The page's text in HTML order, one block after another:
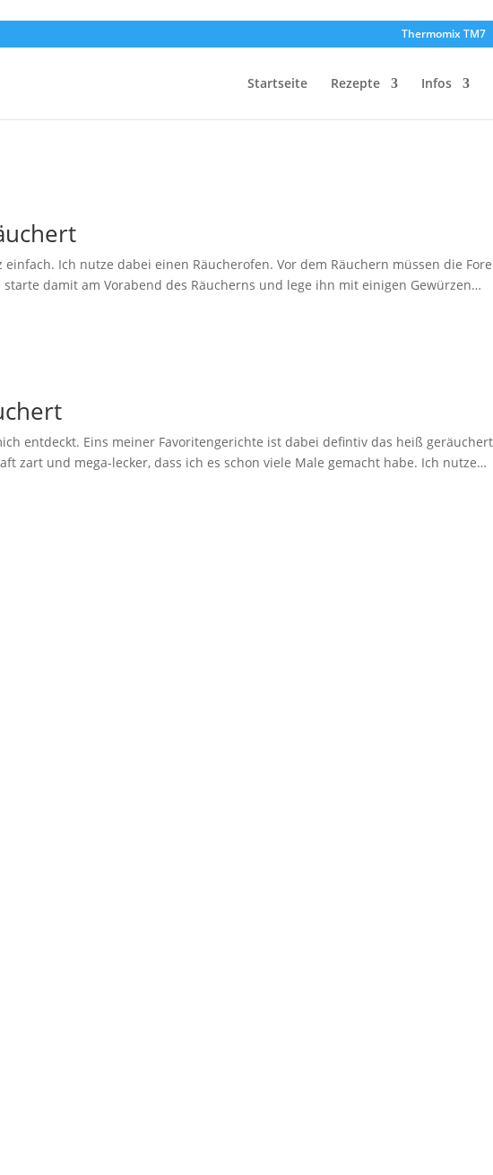
Thermomix TM7
Startseite Rezepte Infos
Ich nutze dabei einen Räucherofen. Vor dem Räuchern müssen die
damit am Vorabend des Räucherns und lege ihn mit einigen Gewürzen…
entdeckt. Eins meiner Favoritengerichte ist dabei defintiv das heiß
zart und mega-lecker, dass ich es schon viele Male gemacht habe. Ich nutze…